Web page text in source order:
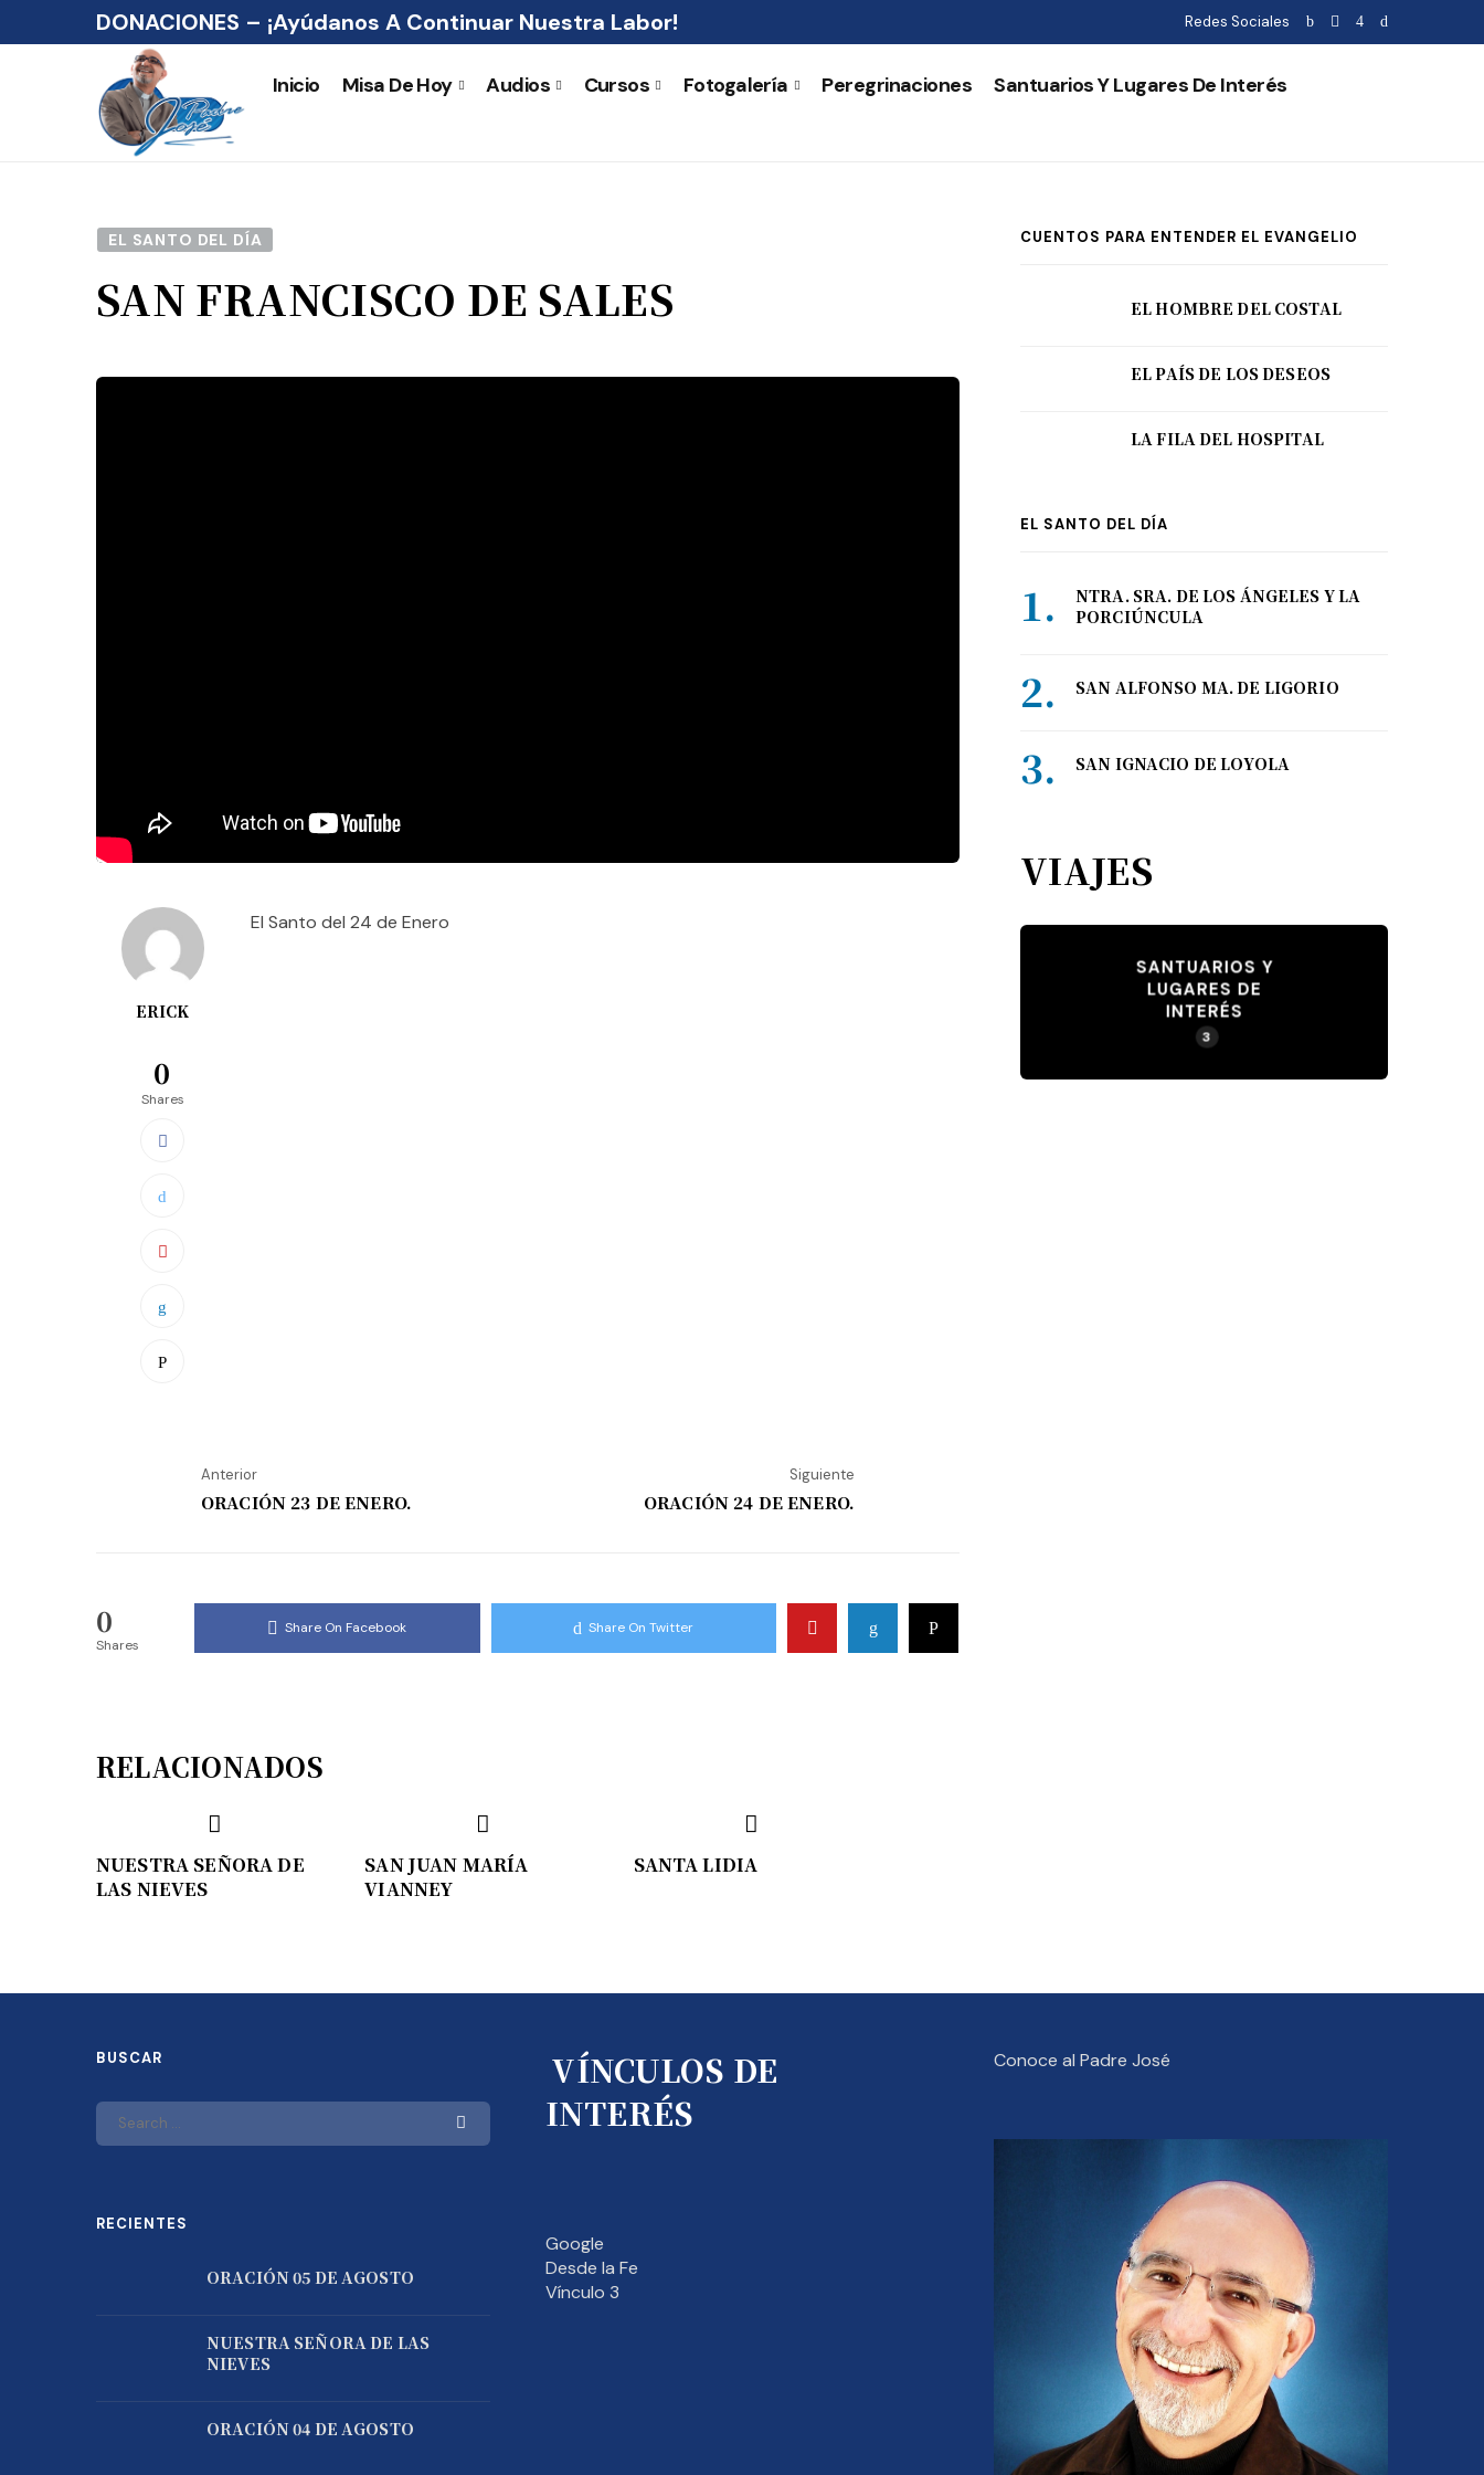
DONACIONES – ¡Ayúdanos A Continuar Nuestra Labor! Redes Sociales
Inicio Misa De Hoy Audios Cursos Fotogalería Peregrinaciones Santuarios Y Lugares De Interés
EL SANTO DEL DÍA
SAN FRANCISCO DE SALES
ERICK
0
Shares
El Santo del 24 de Enero
Anterior
ORACIÓN 23 DE ENERO.
Siguiente
ORACIÓN 24 DE ENERO.
0
Shares
Share On Facebook Share On Twitter
RELACIONADOS
NUESTRA SEÑORA DE
LAS NIEVES
SAN JUAN MARÍA
VIANNEY
SANTA LIDIA
CUENTOS PARA ENTENDER EL EVANGELIO
EL HOMBRE DEL COSTAL
EL PAÍS DE LOS DESEOS
LA FILA DEL HOSPITAL
EL SANTO DEL DÍA
NTRA. SRA. DE LOS ÁNGELES Y LA
PORCIÚNCULA
SAN ALFONSO MA. DE LIGORIO
SAN IGNACIO DE LOYOLA
VIAJES
SANTUARIOS Y
LUGARES DE
INTERÉS
3
BUSCAR
RECIENTES
ORACIÓN 05 DE AGOSTO
NUESTRA SEÑORA DE LAS
NIEVES
ORACIÓN 04 DE AGOSTO
VÍNCULOS DE
INTERÉS
Google
Desde la Fe
Vínculo 3
Conoce al Padre José